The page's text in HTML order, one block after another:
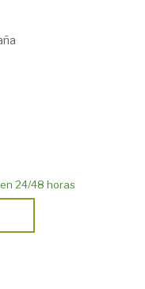
24/48 horas